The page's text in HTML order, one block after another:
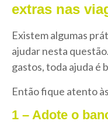
extras nas
Existem algumas
ajudar nesta
gastos, toda ajuda é
Então fique atento
1 – Adote o